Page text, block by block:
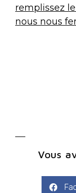
remplissez
nous nous
Vous